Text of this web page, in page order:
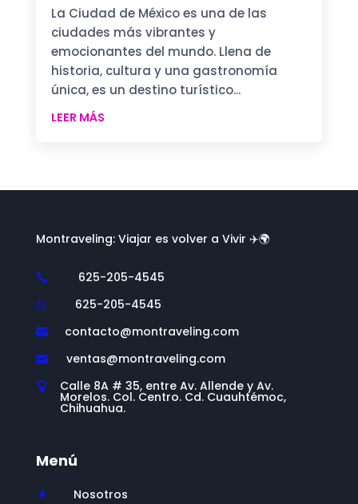
La Ciudad de México es una de las
ciudades más vibrantes y
emocionantes del mundo. Llena de
historia, cultura y una gastronomía
única, es un destino turístico...
LEER MÁS
Montraveling: Viajar es volver a Vivir ✈️🌍
 625-205-4545
 625-205-4545
 contacto@montraveling.com
 ventas@montraveling.com
 Calle 8A # 35, entre Av. Allende y Av.
Morelos. Col. Centro. Cd. Cuauhtémoc,
Chihuahua.
Menú
^ Nosotros